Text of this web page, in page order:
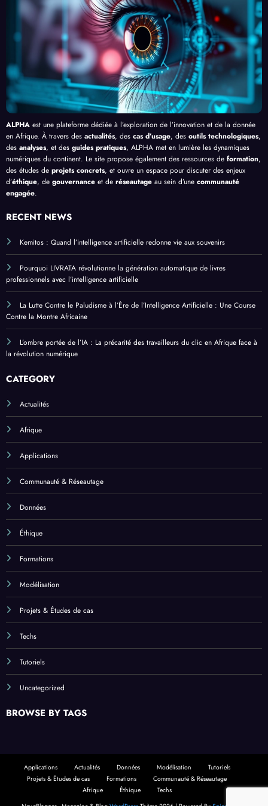
en
Afriq
Palud
isme
en
Afriq
ue
delà
de
Bang
ui
é de
l’IA
ALPHA est une plateforme dédiée à l’exploration de l’innovation et de la donnée
en Afrique. À travers des actualités, des cas d’usage, des outils technologiques,
des analyses, et des guides pratiques, ALPHA met en lumière les dynamiques
numériques du continent. Le site propose également des ressources de formation,
des études de projets concrets, et ouvre un espace pour discuter des enjeux
d’éthique, de gouvernance et de réseautage au sein d’une communauté
engagée.
RECENT NEWS
Kemitos : Quand l’intelligence artificielle redonne vie aux souvenirs
Pourquoi LIVRATA révolutionne la génération automatique de livres
professionnels avec l’intelligence artificielle
La Lutte Contre le Paludisme à l’Ère de l’Intelligence Artificielle : Une Course
Contre la Montre Africaine
L’ombre portée de l’IA : La précarité des travailleurs du clic en Afrique face à
la révolution numérique
CATEGORY
Actualités
Afrique
Applications
Communauté & Réseautage
Données
Éthique
Formations
Modélisation
Projets & Études de cas
Techs
Tutoriels
Uncategorized
BROWSE BY TAGS
Applications Actualités Données Modélisation
Tutoriels
Projets & Études de cas
Formations
Communauté & Réseautage
Afrique
Éthique
Techs